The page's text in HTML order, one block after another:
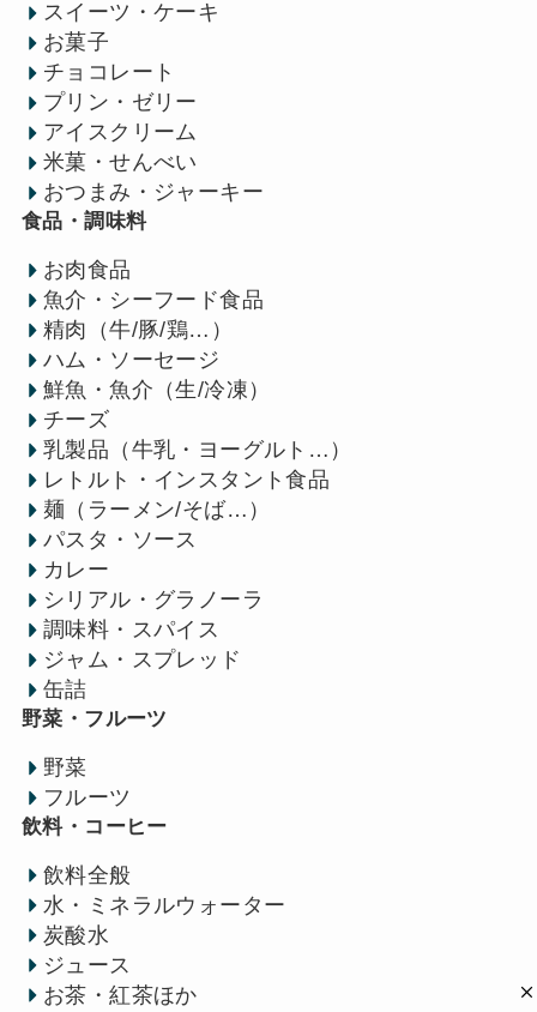
スイーツ・ケーキ
お菓子
チョコレート
プリン・ゼリー
アイスクリーム
米菓・せんべい
おつまみ・ジャーキー
食品・調味料
お肉食品
魚介・シーフード食品
精肉（牛/豚/鶏…）
ハム・ソーセージ
鮮魚・魚介（生/冷凍）
チーズ
乳製品（牛乳・ヨーグルト…）
レトルト・インスタント食品
麺（ラーメン/そば…）
パスタ・ソース
カレー
シリアル・グラノーラ
調味料・スパイス
ジャム・スプレッド
缶詰
野菜・フルーツ
野菜
フルーツ
飲料・コーヒー
飲料全般
水・ミネラルウォーター
炭酸水
ジュース
お茶・紅茶ほか